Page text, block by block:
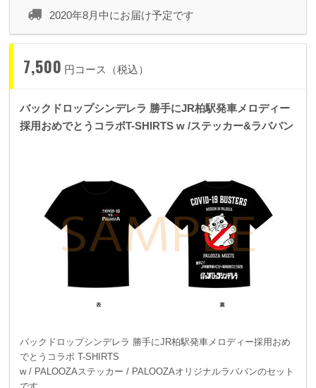
2020年8月中にお届け予定です
7,500 円コース（税込）
バックドロップシンデレラ 勝手にJR柏駅発車メロディー
採用おめでとうコラボT-SHIRTS w /ステッカー&ラババン
バックドロップシンデレラ 勝手にJR柏駅発車メロディー採用おめ
でとうコラボ T-SHIRTS
w / PALOOZAステッカー / PALOOZAオリジナルラババンのセット